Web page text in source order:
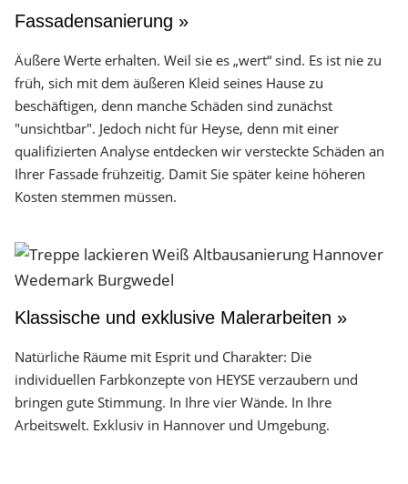
Fassadensanierung »
Äußere Werte erhalten. Weil sie es „wert“ sind. Es ist nie zu
früh, sich mit dem äußeren Kleid seines Hause zu
beschäftigen, denn manche Schäden sind zunächst
"unsichtbar". Jedoch nicht für Heyse, denn mit einer
qualifizierten Analyse entdecken wir versteckte Schäden an
Ihrer Fassade frühzeitig. Damit Sie später keine höheren
Kosten stemmen müssen.
Klassische und exklusive Malerarbeiten »
Natürliche Räume mit Esprit und Charakter: Die
individuellen Farbkonzepte von HEYSE verzaubern und
bringen gute Stimmung. In Ihre vier Wände. In Ihre
Arbeitswelt. Exklusiv in Hannover und Umgebung.